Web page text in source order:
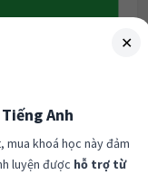
✕
Anh
mua khoá học này đảm
luyện được hỗ trợ từ